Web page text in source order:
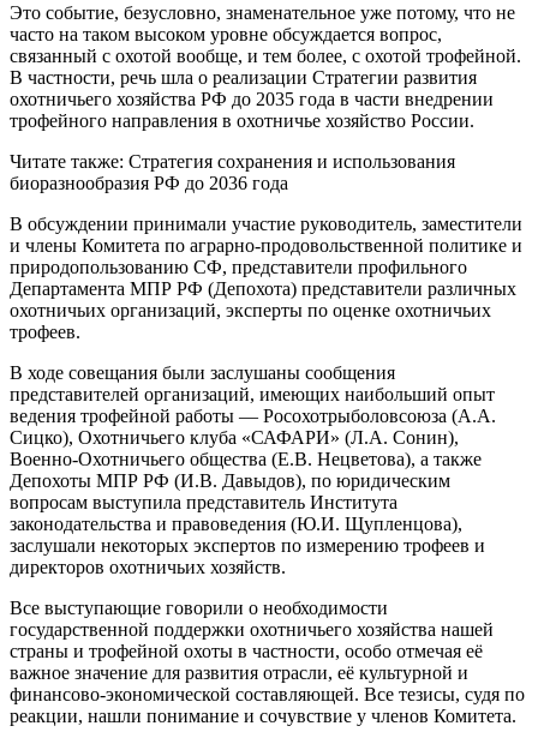
Это событие, безусловно, знаменательное уже потому, что не
часто на таком высоком уровне обсуждается вопрос,
связанный с охотой вообще, и тем более, с охотой трофейной.
В частности, речь шла о реализации Стратегии развития
охотничьего хозяйства РФ до 2035 года в части внедрении
трофейного направления в охотничье хозяйство России.
Читате также: Стратегия сохранения и использования
биоразнообразия РФ до 2036 года
В обсуждении принимали участие руководитель, заместители
и члены Комитета по аграрно-продовольственной политике и
природопользованию СФ, представители профильного
Департамента МПР РФ (Депохота) представители различных
охотничьих организаций, эксперты по оценке охотничьих
трофеев.
В ходе совещания были заслушаны сообщения
представителей организаций, имеющих наибольший опыт
ведения трофейной работы — Росохотрыболовсоюза (А.А.
Сицко), Охотничьего клуба «САФАРИ» (Л.А. Сонин),
Военно-Охотничьего общества (Е.В. Нецветова), а также
Депохоты МПР РФ (И.В. Давыдов), по юридическим
вопросам выступила представитель Института
законодательства и правоведения (Ю.И. Щупленцова),
заслушали некоторых экспертов по измерению трофеев и
директоров охотничьих хозяйств.
Все выступающие говорили о необходимости
государственной поддержки охотничьего хозяйства нашей
страны и трофейной охоты в частности, особо отмечая её
важное значение для развития отрасли, её культурной и
финансово-экономической составляющей. Все тезисы, судя по
реакции, нашли понимание и сочувствие у членов Комитета.